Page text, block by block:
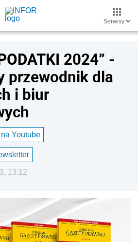
Serwisy
2024” -
przewodnik dla
i biur
Youtube
13:12